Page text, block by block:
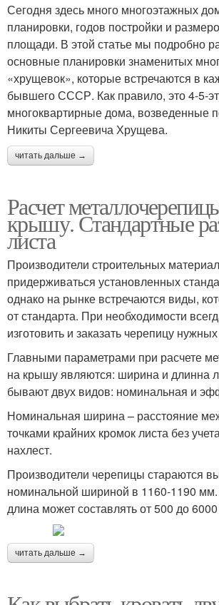
Сегодня здесь много многоэтажных
планировки, годов постройки и
площади. В этой статье мы подробно
основные планировки знаменитых
«хрущевок», которые встречаются в
бывшего СССР. Как правило, это 4-5-
многоквартирные дома, возведенные
Никиты Сергеевича Хрущева.
читать дальше →
Расчет
крышу. Стандартные
листа
Производители строительных
придерживаться установленных
однако на рынке встречаются виды,
от стандарта. При необходимости
изготовить и заказать черепицу
Главными параметрами при расчете
на крышу являются: ширина и длинна
бывают двух видов: номинальная и
Номинальная ширина – расстояние
точками крайних кромок листа без
нахлест.
Производители черепицы стараются
номинальной шириной в 1160-1190
длина может составлять от 500 до
читать дальше →